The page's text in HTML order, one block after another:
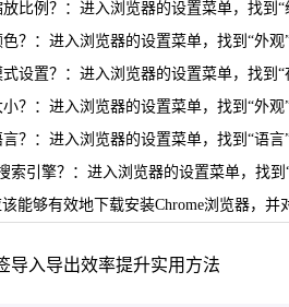
比例？：进入浏览器的设置菜单，找到
？：进入浏览器的设置菜单，找到“外观
设置？：进入浏览器的设置菜单，找到
？：进入浏览器的设置菜单，找到“外观
？：进入浏览器的设置菜单，找到“语言
索引擎？：进入浏览器的设置菜单，找
能够有效地下载安装Chrome浏览器，
导入导出效率提升实用方法